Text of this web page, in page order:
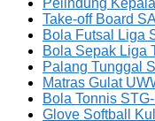
Pelindung
Take-off Board
Bola Futsal Liga
Bola Sepak Liga
Palang Tunggal
Matras Gulat
Bola Tonnis
Glove Softball